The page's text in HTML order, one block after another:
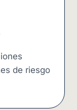
de riesgo